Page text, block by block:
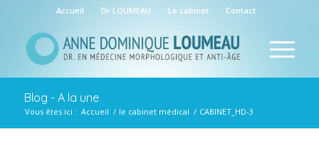
Accueil Dr LOUMEAU Le cabinet Contact
Blog - A la une
Vous êtes ici : Accueil / le cabinet médical / CABINET_HD-3